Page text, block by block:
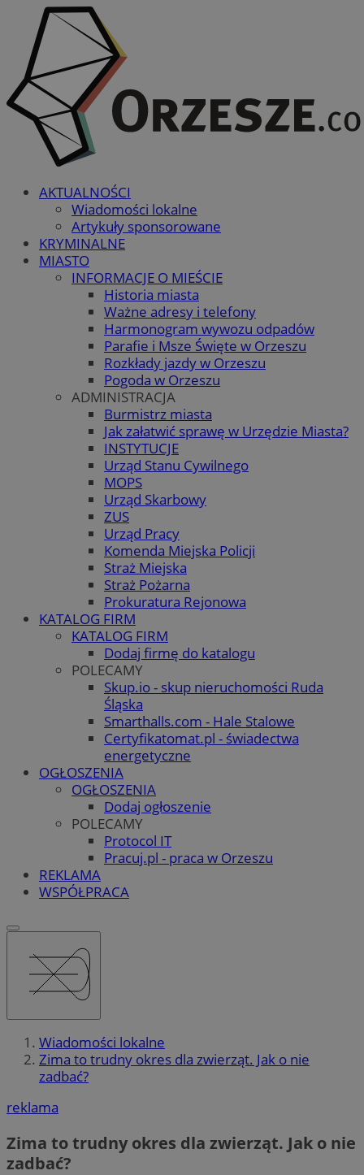
AKTUALNOŚCI
Wiadomości lokalne
Artykuły sponsorowane
KRYMINALNE
MIASTO
INFORMACJE O MIEŚCIE
Historia miasta
Ważne adresy i telefony
Harmonogram wywozu odpadów
Parafie i Msze Święte w Orzeszu
Rozkłady jazdy w Orzeszu
Pogoda w Orzeszu
ADMINISTRACJA
Burmistrz miasta
Jak załatwić sprawę w Urzędzie Miasta?
INSTYTUCJE
Urząd Stanu Cywilnego
MOPS
Urząd Skarbowy
ZUS
Urząd Pracy
Komenda Miejska Policji
Straż Miejska
Straż Pożarna
Prokuratura Rejonowa
KATALOG FIRM
KATALOG FIRM
Dodaj firmę do katalogu
POLECAMY
Skup.io - skup nieruchomości Ruda
Śląska
Smarthalls.com - Hale Stalowe
Certyfikatomat.pl - świadectwa
energetyczne
OGŁOSZENIA
OGŁOSZENIA
Dodaj ogłoszenie
POLECAMY
Protocol IT
Pracuj.pl - praca w Orzeszu
REKLAMA
WSPÓŁPRACA
Wiadomości lokalne
Zima to trudny okres dla zwierząt. Jak o nie
zadbać?
reklama
Zima to trudny okres dla zwierząt. Jak o nie
zadbać?